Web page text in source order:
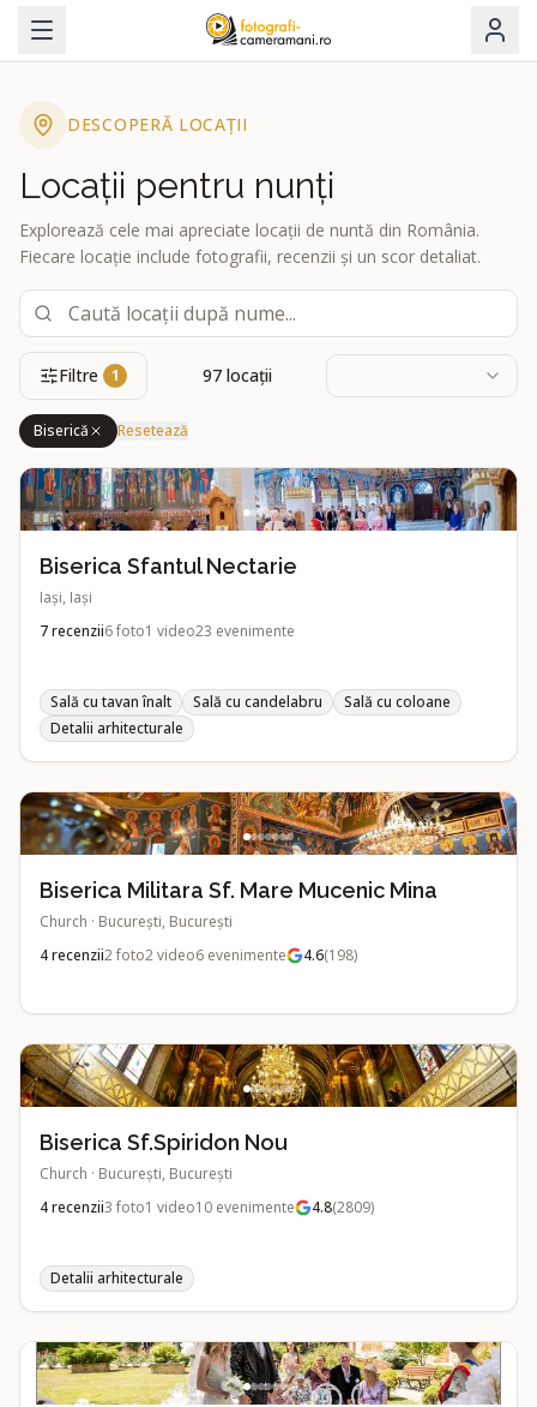
DESCOPERĂ LOCAȚII
Locații pentru nunți
Explorează cele mai apreciate locații de nuntă din România.
Fiecare locație include fotografii, recenzii și un scor detaliat.
Filtre 1 97 locații
Biserică Resetează
Biserica Sfantul Nectarie
Iași, Iași
7recenzii6foto1 video23 evenimente
Sală cu tavan înalt Sală cu candelabru
Sală cu coloane
Detalii arhitecturale
Biserica Militara Sf. Mare Mucenic Mina
Church · București, București
4recenzii2foto2video6 evenimente 4.6(198)
Biserica Sf.Spiridon Nou
Church · București, București
4recenzii3 foto1 video10 evenimente 4.8(2809)
Detalii arhitecturale